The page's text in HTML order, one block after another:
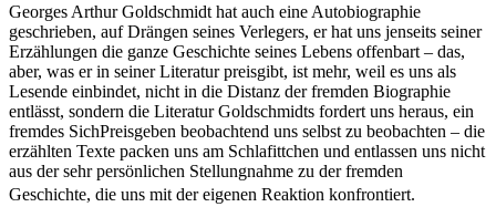
Georges Arthur Goldschmidt hat auch eine Autobiographie
geschrieben, auf Drängen seines Verlegers, er hat uns jenseits seiner
Erzählungen die ganze Geschichte seines Lebens offenbart – das,
aber, was er in seiner Literatur preisgibt, ist mehr, weil es uns als
Lesende einbindet, nicht in die Distanz der fremden Biographie
entlässt, sondern die Literatur Goldschmidts fordert uns heraus, ein
fremdes SichPreisgeben beobachtend uns selbst zu beobachten – die
erzählten Texte packen uns am Schlafittchen und entlassen uns nicht
aus der sehr persönlichen Stellungnahme zu der fremden
Geschichte, die uns mit der eigenen Reaktion konfrontiert.